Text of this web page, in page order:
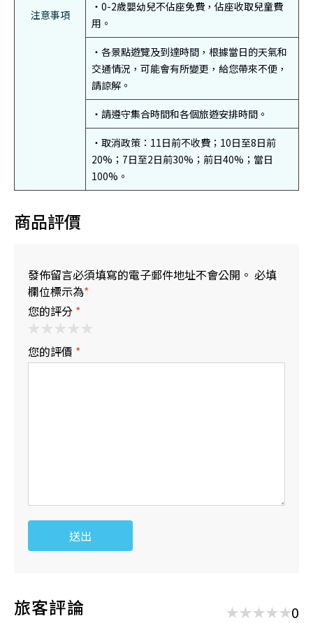
注意事項
・0-2歲嬰幼兒不佔座免費，佔座收取兒童費
用。
・各景點遊覽及到達時間，根據當日的天氣和
交通情況，可能會有所變更，給您帶來不便，
請諒解。
・請遵守集合時間和各個旅遊安排時間。
・取消政策：11日前不收費；10日至8日前
20%；7日至2日前30%；前日40%；當日
100%。
商品評價
發佈留言必須填寫的電子郵件地址不會公開。 必填
欄位標示為*
您的評分 *
您的評價 *
送出
旅客評論 0